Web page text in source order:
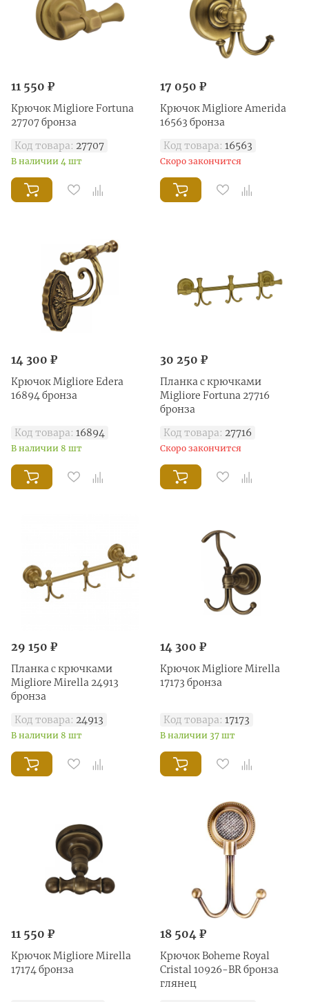
11 550 ₽
Крючок Migliore Fortuna
27707 бронза
Код товара: 27707
В наличии 4 шт
17 050 ₽
Крючок Migliore Amerida
16563 бронза
Код товара: 16563
Скоро закончится
14 300 ₽
Крючок Migliore Edera
16894 бронза
Код товара: 16894
В наличии 8 шт
30 250 ₽
Планка с крючками
Migliore Fortuna 27716
бронза
Код товара: 27716
Скоро закончится
29 150 ₽
Планка с крючками
Migliore Mirella 24913
бронза
Код товара: 24913
В наличии 8 шт
14 300 ₽
Крючок Migliore Mirella
17173 бронза
Код товара: 17173
В наличии 37 шт
11 550 ₽
Крючок Migliore Mirella
17174 бронза
18 504 ₽
Крючок Boheme Royal
Cristal 10926-BR бронза
глянец